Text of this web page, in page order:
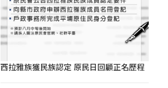
西拉雅族獲民族認定 原民日回顧正名歷程